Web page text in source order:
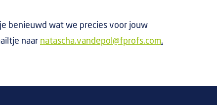
benieuwd wat we precies voor jouw
naar natascha.vandepol@fprofs.com.